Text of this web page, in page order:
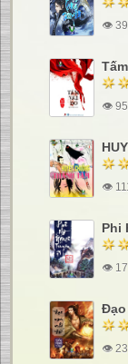
👁
👁
👁
Phi
👁
Đạo
👁